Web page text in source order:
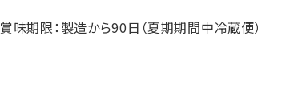
賞味期限：製造から90日（夏期期間中冷蔵便）